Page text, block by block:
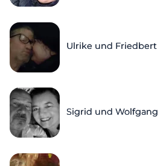
Ulrike und Friedbert
Sigrid und Wolfgang